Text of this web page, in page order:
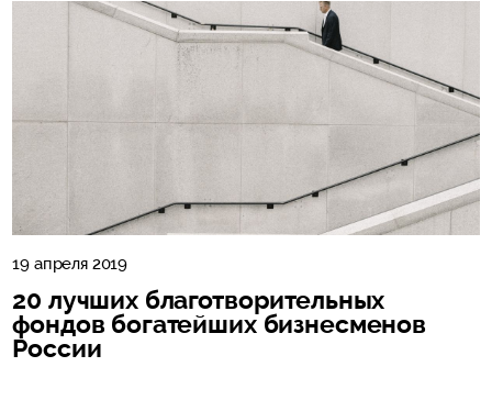
19 апреля 2019
20 лучших благотворительных
фондов богатейших бизнесменов
России